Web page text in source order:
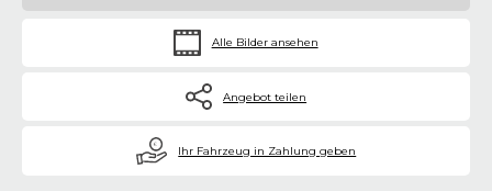
Alle Bilder ansehen
Angebot teilen
€ Ihr Fahrzeug in Zahlung geben